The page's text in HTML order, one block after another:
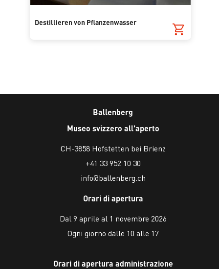
Destillieren von Pflanzenwasser
Ballenberg
Museo svizzero all'aperto
CH-3858 Hofstetten bei Brienz
+41 33 952 10 30
info@ballenberg.ch
Orari di apertura
Dal 9 aprile al 1 novembre 2026
Ogni giorno dalle 10 alle 17
Orari di apertura administrazione